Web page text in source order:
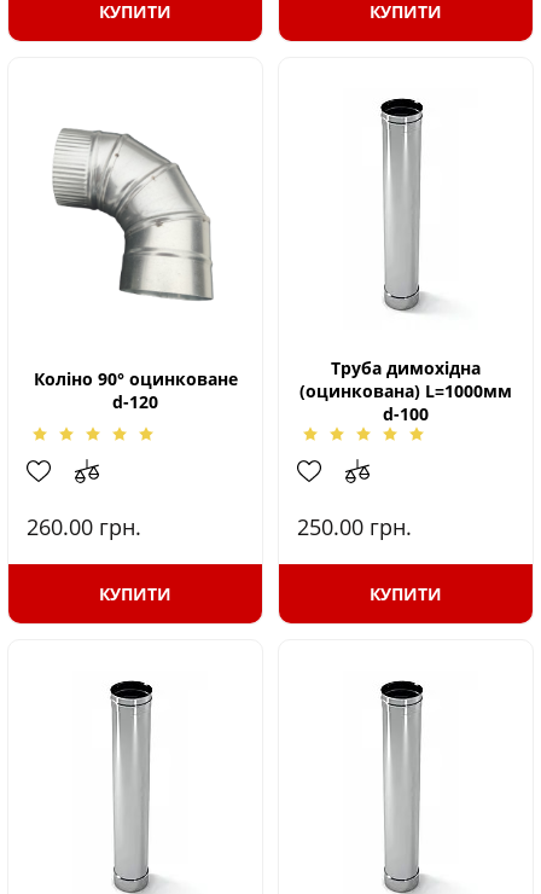
КУПИТИ КУПИТИ
Коліно 90° оцинковане
d-120
260.00 грн.
КУПИТИ
Труба димохідна
(оцинкована) L=1000мм
d-100
250.00 грн.
КУПИТИ